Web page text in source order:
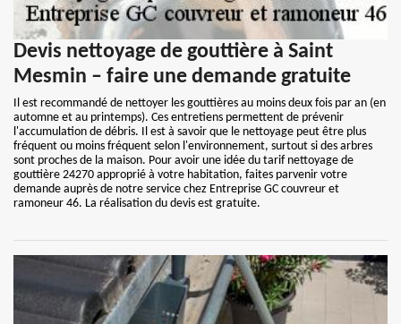
Devis nettoyage de gouttière à Saint
Mesmin – faire une demande gratuite
Il est recommandé de nettoyer les gouttières au moins deux fois par an (en
automne et au printemps). Ces entretiens permettent de prévenir
l'accumulation de débris. Il est à savoir que le nettoyage peut être plus
fréquent ou moins fréquent selon l'environnement, surtout si des arbres
sont proches de la maison. Pour avoir une idée du tarif nettoyage de
gouttière 24270 approprié à votre habitation, faites parvenir votre
demande auprès de notre service chez Entreprise GC couvreur et
ramoneur 46. La réalisation du devis est gratuite.